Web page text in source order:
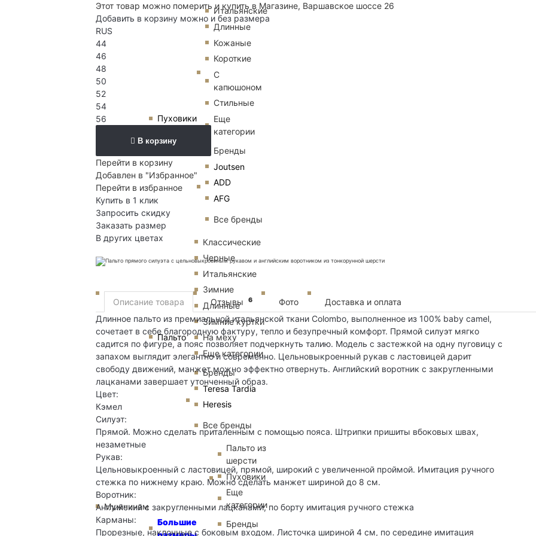
Мужчинам
Пуховики
Итальянские
Длинные
Кожаные
Короткие
С
капюшоном
Стильные
Еще
категории
Бренды
Joutsen
ADD
AFG
Все бренды
Пальто
Классические
Черные
Итальянские
Зимние
Длинные
Зимние куртки
На меху
Еще категории
Бренды
Teresa Tardia
Heresis
Все бренды
Большие
Пальто из
шерсти
Пуховики
Еще
категории
Бренды
Этот товар можно померить и купить в Магазине, Варшавское шоссе 26
Добавить в корзину можно и без размера
RUS
44
46
48
50
52
54
56
В корзину
Перейти в корзину
Добавлен в "Избранное"
Перейти в избранное
Купить в 1 клик
Запросить скидку
Заказать размер
В других цветах
Описание товара Отзывы 6 Фото
Доставка и оплата
Длинное пальто из премиальной итальянской ткани Colombo, выполненное из 100% baby camel,
сочетает в себе благородную фактуру, тепло и безупречный комфорт. Прямой силуэт мягко
садится по фигуре, а пояс позволяет подчеркнуть талию. Модель с застежкой на одну пуговицу с
запахом выглядит элегантно и современно. Цельновыкроенный рукав с ластовицей дарит
свободу движений, манжет можно эффектно отвернуть. Английский воротник с закругленными
лацканами завершает утонченный образ.
Цвет:
Кэмел
Силуэт:
Прямой. Можно сделать приталенным с помощью пояса. Штрипки пришиты вбоковых швах,
незаметные
Рукав:
Цельновыкроенный с ластовицей, прямой, широкий с увеличенной проймой. Имитация ручного
стежка по нижнему краю. Можно сделать манжет шириной до 8 см.
Воротник:
Английский с закругленными лацканами, по борту имитация ручного стежка
Карманы:
Прорезные, наклонные с боковым входом. Листочка шириной 4 см, по середине имитация